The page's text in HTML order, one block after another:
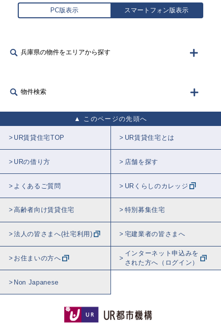
PC版表示 スマートフォン版表示
兵庫県の物件をエリアから探す
物件検索
このページの先頭へ
UR賃貸住宅TOP UR賃貸住宅とは
URの借り方 店舗を探す
よくあるご質問 URくらしのカレッジ
高齢者向け賃貸住宅 特別募集住宅
法人の皆さまへ(社宅利用) 宅建業者の皆さまへ
お住まいの方へ
インターネット申込みを
された方へ（ログイン）
Non Japanese